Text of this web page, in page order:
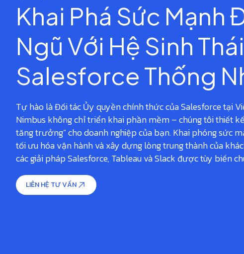
Khai Phá Sức Mạnh
Ngũ Với Hệ Sinh Thái
Salesforce Thống
Tự hào là Đối tác Ủy quyền chính thức của Salesforce tại
Nimbus không chỉ triển khai phần mềm – chúng tôi thiết
tăng trưởng” cho doanh nghiệp của bạn. Khai phóng sức
tối ưu hóa vận hành và xây dựng lòng trung thành của
các giải pháp Salesforce, Tableau và Slack được tùy biến
LIÊN HỆ TƯ VẤN